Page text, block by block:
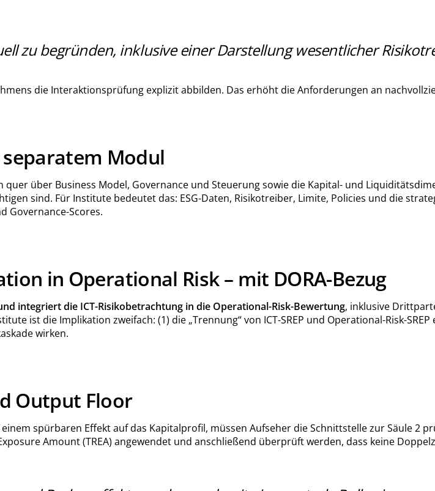
zu begründen, inklusive einer Darstellung wesentlicher
die Interaktionsprüfung explizit abbilden. Das erhöht die Anforderungen an
Modul
quer über Business Model, Governance und Steuerung sowie die Kapital- und
sind. Für Institute bedeutet das: ESG-Daten, Risikotreiber, Limite, Policies und die
Governance-Scores.
in Operational Risk – mit DORA-Bezug
integriert die ICT-Risikobetrachtung in die Operational-Risk-Bewertung, inklusive
ist die Implikation zweifach: (1) die „Trennung“ von ICT-SREP und Operational-Risk-
wirken.
Output Floor
spürbaren Effekt auf das Kapitalprofil, müssen Aufseher die Schnittstelle zur Säule
Amount (TREA) angewendet und anschließend überprüft werden, dass keine